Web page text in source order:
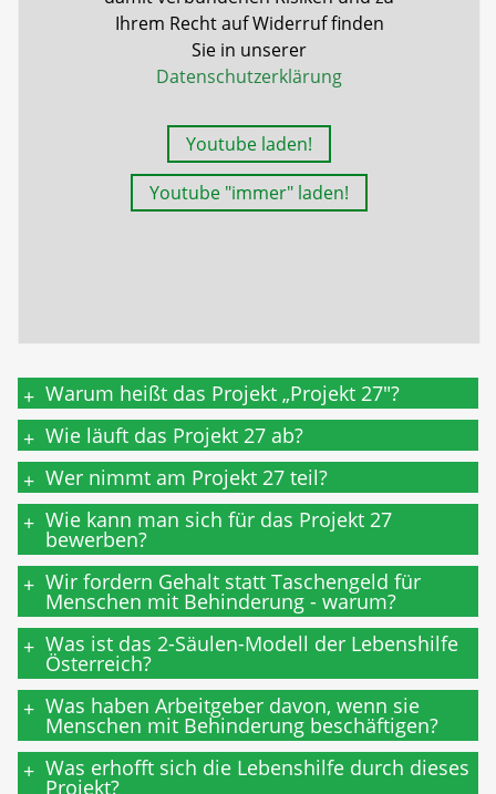
Ihrem Recht auf Widerruf finden
Sie in unserer
Datenschutzerklärung
Youtube laden!
Youtube "immer" laden!
+ Warum heißt das Projekt „Projekt 27"?
+ Wie läuft das Projekt 27 ab?
+ Wer nimmt am Projekt 27 teil?
+ Wie kann man sich für das Projekt 27
bewerben?
+ Wir fordern Gehalt statt Taschengeld für
Menschen mit Behinderung - warum?
+ Was ist das 2-Säulen-Modell der Lebenshilfe
Österreich?
+ Was haben Arbeitgeber davon, wenn sie
Menschen mit Behinderung beschäftigen?
+ Was erhofft sich die Lebenshilfe durch dieses
Projekt?